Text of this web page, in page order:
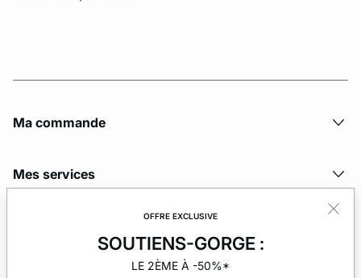
OFFRE EXCLUSIVE
SOUTIENS-GORGE :
LE 2ÈME À -50%*
Ma commande
Mes services